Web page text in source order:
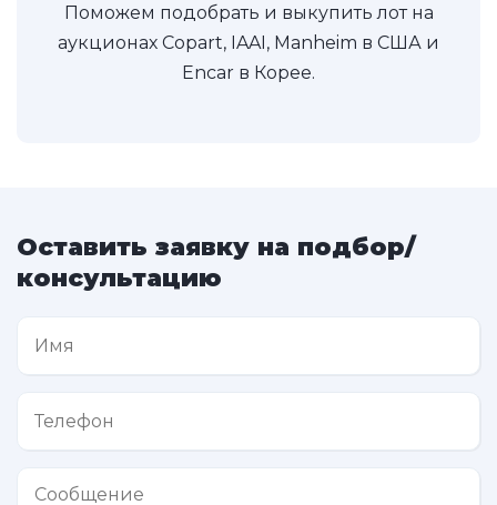
Поможем подобрать и выкупить лот на
аукционах Copart, IAAI, Manheim в США и
Encar в Корее.
Оставить заявку на подбор/
консультацию